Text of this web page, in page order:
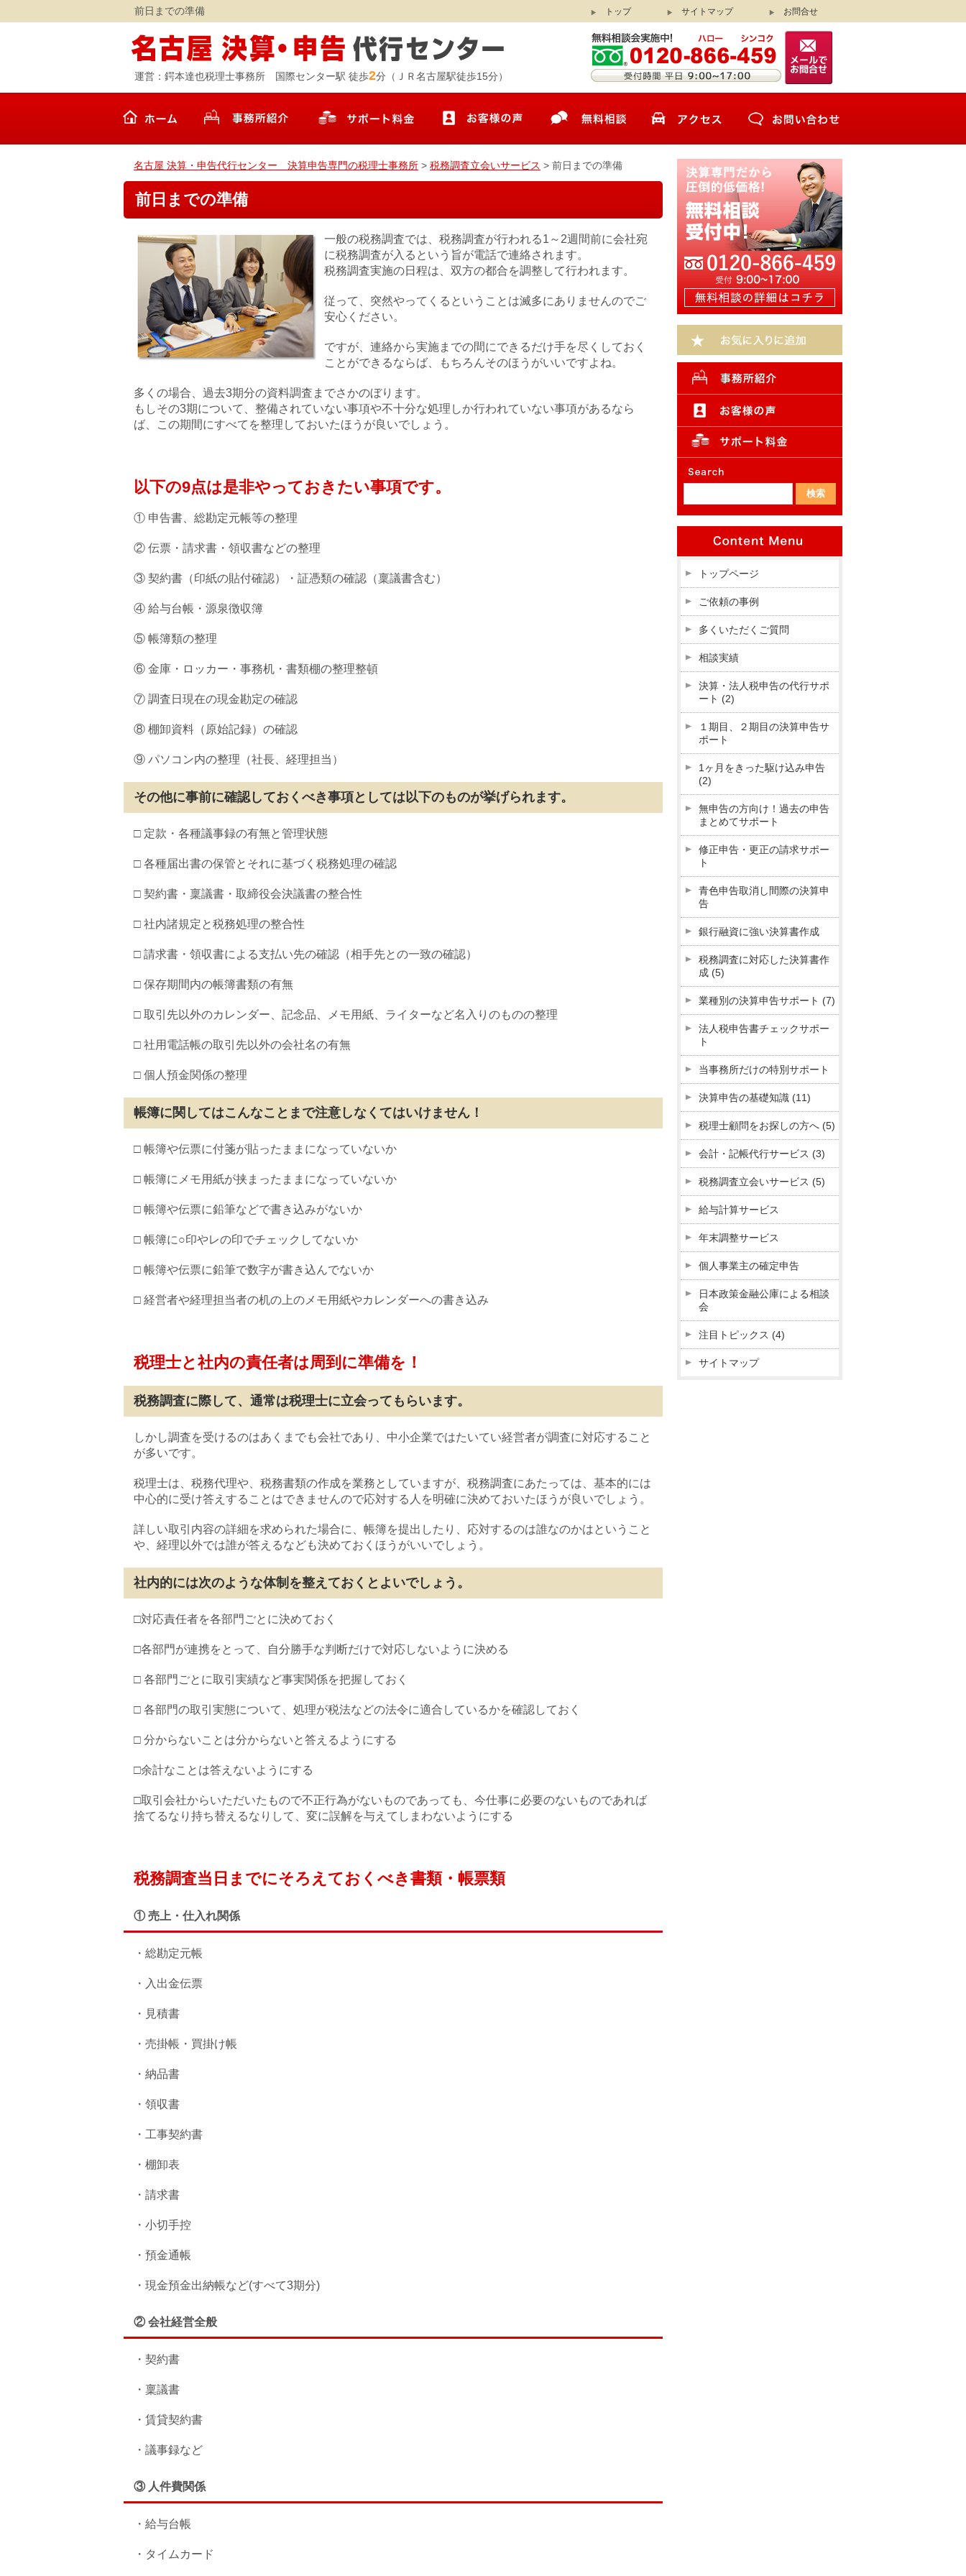
前日までの準備 トップ サイトマップ お問合せ
運営：鍔本達也税理士事務所 国際センター駅 徒歩2分（ＪＲ名古屋駅徒歩15分）
名古屋 決算・申告代行センター 決算申告専門の税理士事務所 > 税務調査立会いサービス > 前日までの準備
前日までの準備
一般の税務調査では、税務調査が行われる1～2週間前に会社宛
に税務調査が入るという旨が電話で連絡されます。
税務調査実施の日程は、双方の都合を調整して行われます。
従って、突然やってくるということは滅多にありませんのでご
安心ください。
ですが、連絡から実施までの間にできるだけ手を尽くしておく
ことができるならば、もちろんそのほうがいいですよね。
多くの場合、過去3期分の資料調査までさかのぼります。
もしその3期について、整備されていない事項や不十分な処理しか行われていない事項があるなら
ば、この期間にすべてを整理しておいたほうが良いでしょう。
以下の9点は是非やっておきたい事項です。
① 申告書、総勘定元帳等の整理
② 伝票・請求書・領収書などの整理
③ 契約書（印紙の貼付確認）・証憑類の確認（稟議書含む）
④ 給与台帳・源泉徴収簿
⑤ 帳簿類の整理
⑥ 金庫・ロッカー・事務机・書類棚の整理整頓
⑦ 調査日現在の現金勘定の確認
⑧ 棚卸資料（原始記録）の確認
⑨ パソコン内の整理（社長、経理担当）
その他に事前に確認しておくべき事項としては以下のものが挙げられます。
□ 定款・各種議事録の有無と管理状態
□ 各種届出書の保管とそれに基づく税務処理の確認
□ 契約書・稟議書・取締役会決議書の整合性
□ 社内諸規定と税務処理の整合性
□ 請求書・領収書による支払い先の確認（相手先との一致の確認）
□ 保存期間内の帳簿書類の有無
□ 取引先以外のカレンダー、記念品、メモ用紙、ライターなど名入りのものの整理
□ 社用電話帳の取引先以外の会社名の有無
□ 個人預金関係の整理
帳簿に関してはこんなことまで注意しなくてはいけません！
□ 帳簿や伝票に付箋が貼ったままになっていないか
□ 帳簿にメモ用紙が挟まったままになっていないか
□ 帳簿や伝票に鉛筆などで書き込みがないか
□ 帳簿に○印やレの印でチェックしてないか
□ 帳簿や伝票に鉛筆で数字が書き込んでないか
□ 経営者や経理担当者の机の上のメモ用紙やカレンダーへの書き込み
税理士と社内の責任者は周到に準備を！
税務調査に際して、通常は税理士に立会ってもらいます。
しかし調査を受けるのはあくまでも会社であり、中小企業ではたいてい経営者が調査に対応すること
が多いです。
税理士は、税務代理や、税務書類の作成を業務としていますが、税務調査にあたっては、基本的には
中心的に受け答えすることはできませんので応対する人を明確に決めておいたほうが良いでしょう。
詳しい取引内容の詳細を求められた場合に、帳簿を提出したり、応対するのは誰なのかはということ
や、経理以外では誰が答えるなども決めておくほうがいいでしょう。
社内的には次のような体制を整えておくとよいでしょう。
□対応責任者を各部門ごとに決めておく
□各部門が連携をとって、自分勝手な判断だけで対応しないように決める
□ 各部門ごとに取引実績など事実関係を把握しておく
□ 各部門の取引実態について、処理が税法などの法令に適合しているかを確認しておく
□ 分からないことは分からないと答えるようにする
□余計なことは答えないようにする
□取引会社からいただいたもので不正行為がないものであっても、今仕事に必要のないものであれば
捨てるなり持ち替えるなりして、変に誤解を与えてしまわないようにする
税務調査当日までにそろえておくべき書類・帳票類
① 売上・仕入れ関係
・総勘定元帳
・入出金伝票
・見積書
・売掛帳・買掛け帳
・納品書
・領収書
・工事契約書
・棚卸表
・請求書
・小切手控
・預金通帳
・現金預金出納帳など(すべて3期分)
② 会社経営全般
・契約書
・稟議書
・賃貸契約書
・議事録など
③ 人件費関係
・給与台帳
・タイムカード
トップページ
ご依頼の事例
多くいただくご質問
相談実績
決算・法人税申告の代行サポ
ート (2)
１期目、２期目の決算申告サ
ポート
1ヶ月をきった駆け込み申告
(2)
無申告の方向け！過去の申告
まとめてサポート
修正申告・更正の請求サポー
ト
青色申告取消し間際の決算申
告
銀行融資に強い決算書作成
税務調査に対応した決算書作
成 (5)
業種別の決算申告サポート (7)
法人税申告書チェックサポー
ト
当事務所だけの特別サポート
決算申告の基礎知識 (11)
税理士顧問をお探しの方へ (5)
会計・記帳代行サービス (3)
税務調査立会いサービス (5)
給与計算サービス
年末調整サービス
個人事業主の確定申告
日本政策金融公庫による相談
会
注目トピックス (4)
サイトマップ